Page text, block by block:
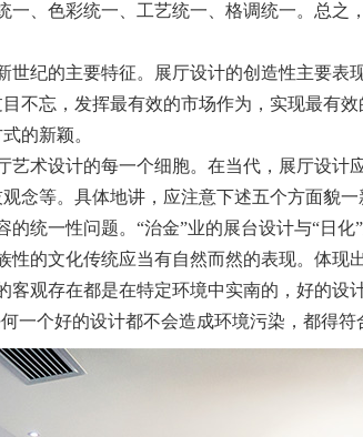
一、色彩统一、工艺统一、格调统一。总之
纪的主要特征。展厅设计的创造性主要表
不忘，发挥最有效的市场作为，实现最有
的新颖。
术设计的每一个细胞。在当代，展厅设计
念等。具体地讲，应注意下述五个方面貌一
统一性问题。“治金”业的展台设计与“日化
的文化传统应当有自然而然的表现。体现
观存在都是在特定环境中实南的，好的设
个好的设计都不会造成环境污染，都得符